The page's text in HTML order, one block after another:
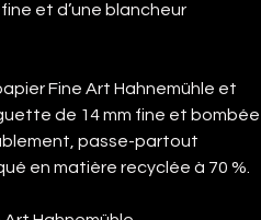
et d’une blancheur
Fine Art Hahnemühle et
de 14 mm fine et bombée
passe-partout
en matière recyclée à 70 %.